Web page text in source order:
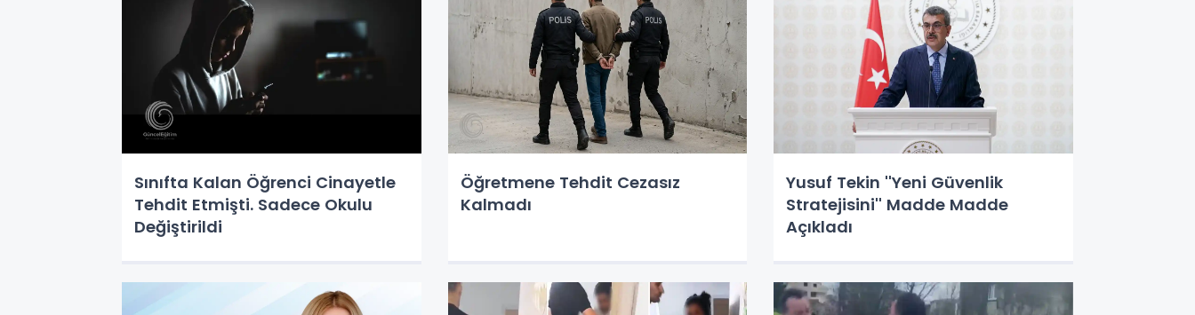
Sınıfta Kalan Öğrenci Cinayetle
Tehdit Etmişti. Sadece Okulu
Değiştirildi
Öğretmene Tehdit Cezasız
Kalmadı
Yusuf Tekin ''Yeni Güvenlik
Stratejisini'' Madde Madde
Açıkladı